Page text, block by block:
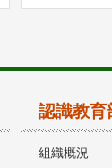
認識教育
組織概況